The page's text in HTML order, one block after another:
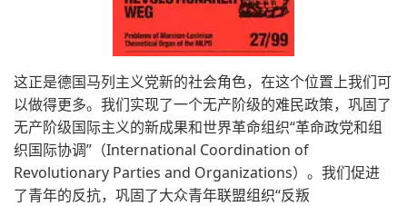
这正是德国马列主义党新的社会角色，在这个位置上我们可
以做得更多。我们实现了一个无产阶级的难民政策，巩固了
无产阶级国际主义的新成果和世界革命组织“革命政党和组
织国际协调”（International Coordination of
Revolutionary Parties and Organizations）。我们促进
了青年的反抗，巩固了大众青年联盟组织“反叛